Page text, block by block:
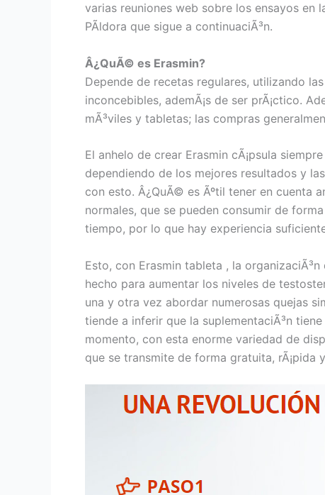
varias reuniones web sobre los ensayos en
PÃ­ldora que sigue a continuaciÃ³n.
Â¿QuÃ© es Erasmin?
Depende de recetas regulares, utilizando
inconcebibles, ademÃ¡s de ser prÃ¡ctico.
mÃ³viles y tabletas; las compras
El anhelo de crear Erasmin cÃ¡psula
dependiendo de los mejores resultados y
con esto. Â¿QuÃ© es Ãºtil tener en cuenta
normales, que se pueden consumir de
tiempo, por lo que hay experiencia
Esto, con Erasmin tableta , la
hecho para aumentar los niveles de
una y otra vez abordar numerosas quejas
tiende a inferir que la suplementaciÃ³n
momento, con esta enorme variedad de
que se transmite de forma gratuita, rÃ¡pida